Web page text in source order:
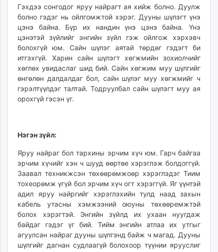
Гэхдээ сонгодог яруу найрагт ая хийж болно. Дуулж
болно гэдэг нь ойлгомжтой хэрэг. Дууны шүлэгт үнэ
цэнэ байна. Бүр их нандин үнэ цэнэ байна. Үнэ
цэнэтэй зүйлийг энгийн зүйл гэж ойлгож хэрхэвч
болохгүй юм. Сайн шүлэг аятай төрдөг гэдэгт би
итгэхгүй. Харин сайн шүлэгт хөгжмийн зохиолчийг
хөглөх увидаслаг шид бий. Сайн хөгжим муу шүлгийг
өнгөлөн далдалдаг бол, сайн шүлэг муу хөгжмийг ч
гэрэлтүүлдэг талтай. Тодруулбал сайн шүлэгт муу ая
орохгүй гэсэн үг.
Нэгэн зүйл:
Яруу найраг бол тархины эрчим хүч юм. Гарч байгаа
эрчим хүчийг хэн ч шууд өөртөе хэрэглэж болдоггүй.
Заавал техникжсэн төхөөрөмжоөр хэрэглэдэг Тиим
тохеорөмж үгүй бол эрчим хүч огт хэрэггүй. Яг үүнтэй
адил яруу найргийг хэрэглэхийн тулд наад захын
кабель утасны хэмжээний оюуны төхөөремжтэй
болох хэрэгтэй. Энгийн зүйлд их ухаан нуугдаж
байдаг гэдэг үг бий. Тийм энгийн атлаа их утгыг
агуулсан найраг дууны шүлгэнд байж ч магад. Дууны
шүлгийг дагнан судлаагүй болохоор түүнии ярууслиг